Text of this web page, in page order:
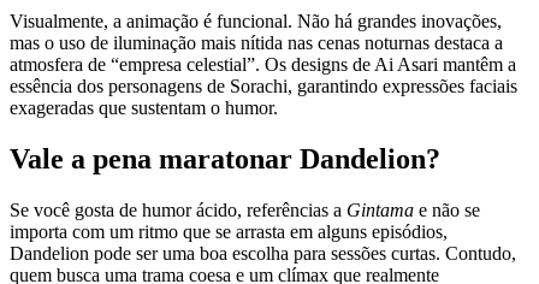
Visualmente, a animação é funcional. Não há grandes inovações,
mas o uso de iluminação mais nítida nas cenas noturnas destaca a
atmosfera de “empresa celestial”. Os designs de Ai Asari mantêm a
essência dos personagens de Sorachi, garantindo expressões faciais
exageradas que sustentam o humor.
Vale a pena maratonar Dandelion?
Se você gosta de humor ácido, referências a Gintama e não se
importa com um ritmo que se arrasta em alguns episódios,
Dandelion pode ser uma boa escolha para sessões curtas. Contudo,
quem busca uma trama coesa e um clímax que realmente